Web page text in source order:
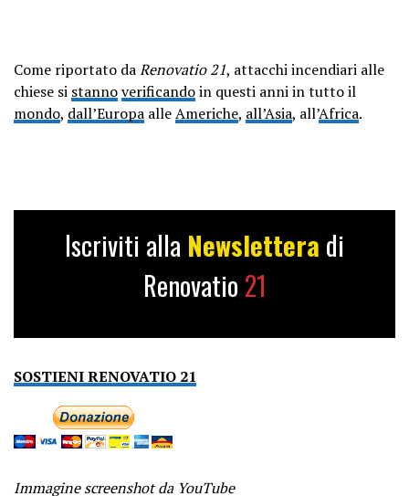
Come riportato daRenovatio 21, attacchi incendiari alle
chiese si stannoverificandoin questi anni in tutto il
mondo, dall’Europa alleAmeriche, all’Asia, all’Africa.
Iscriviti alla Newslettera di
Renovatio 21
SOSTIENI RENOVATIO 21
Immagine screenshot da YouTube